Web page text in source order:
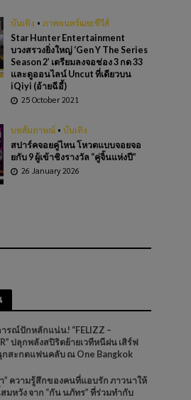
บันเทิง • ภาพยนตร์และซีรีส์
Star Hunter Entertainment
บวงสรวงยิ่งใหญ่ ‘Gen Y The Series
Season 2’ เตรียมลงจอช่อง 3 กด 33
และดูออนไลน์ Uncut ที่เดียวบน
iQiyi (อ้ายฉีอี้)
25 October 2021
บทสัมภาษณ์ • บันเทิง
สปาร์คจอยคู่ไหน โหวตแบบจอยจอ
ยกับ 9 ผู้เข้าชิงรางวัล “คู่จิ้นแห่งปี”
26 January 2026
รณ์ปักหลักแน่น! “FELIZZ –
ปลุกพลังสปิริตย้ายเวทีหนีฝน เสิร์ฟ
กสะกดแฟนคลับ ณ One Bangkok
” ความรู้สึกของคนที่แอบรัก ภาวนาให้
มหวัง จาก “กัน นภัทร” ที่ร่วมทำกับ